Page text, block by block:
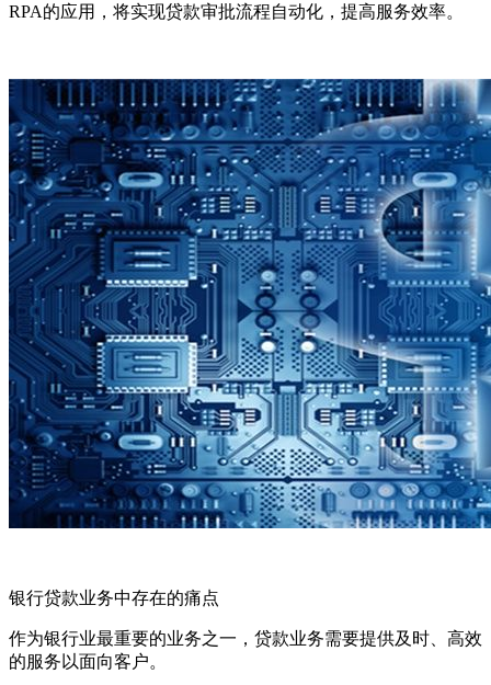
RPA的应用，将实现贷款审批流程自动化，提高服务效率。
银行贷款业务中存在的痛点
作为银行业最重要的业务之一，贷款业务需要提供及时、高效
的服务以面向客户。